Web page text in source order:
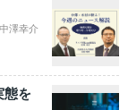
澤幸介
態を